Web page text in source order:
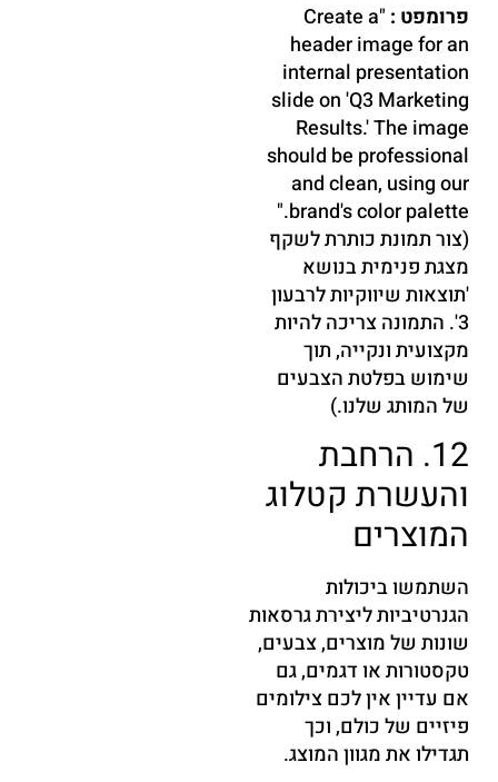
פרומפט : "Create a
header image for an
internal presentation
slide on 'Q3 Marketing
Results.' The image
should be professional
and clean, using our
brand's color palette."
(צור תמונת כותרת לשקף
מצגת פנימית בנושא
'תוצאות שיווקיות לרבעון
3'. התמונה צריכה להיות
מקצועית ונקייה, תוך
שימוש בפלטת הצבעים
של המותג שלנו.)
12. הרחבת
והעשרת קטלוג
המוצרים
השתמשו ביכולות
הגנרטיביות ליצירת גרסאות
שונות של מוצרים, צבעים,
טקסטורות או דגמים, גם
אם עדיין אין לכם צילומים
פיזיים של כולם, וכך
תגדילו את מגוון המוצג.